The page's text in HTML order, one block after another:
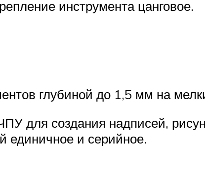
инструмента цанговое.
глубиной до 1,5 мм на
для создания надписей,
единичное и серийное.